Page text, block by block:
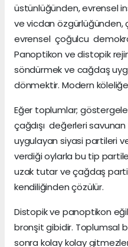
üstünlüğünden, evrensel
ve vicdan
evrensel çoğulcu
Panoptikon ve distopik
söndürmek ve cağdaş
dönmektir. Modern
Eğer toplumlar;
çağdışı değerleri
uygulayan siyasi partileri
verdiği oylarla bu tip
uzak tutar ve çağdaş
kendiliğinden çözülür.
Distopik ve panoptikon
bronşit gibidir. Toplumsal
sonra kolay kolay